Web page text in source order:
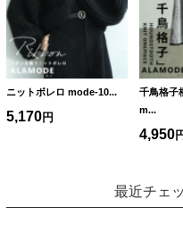
ニットボレロ mode-10...
5,170
千鳥格子
m...
4,950
最近チェ